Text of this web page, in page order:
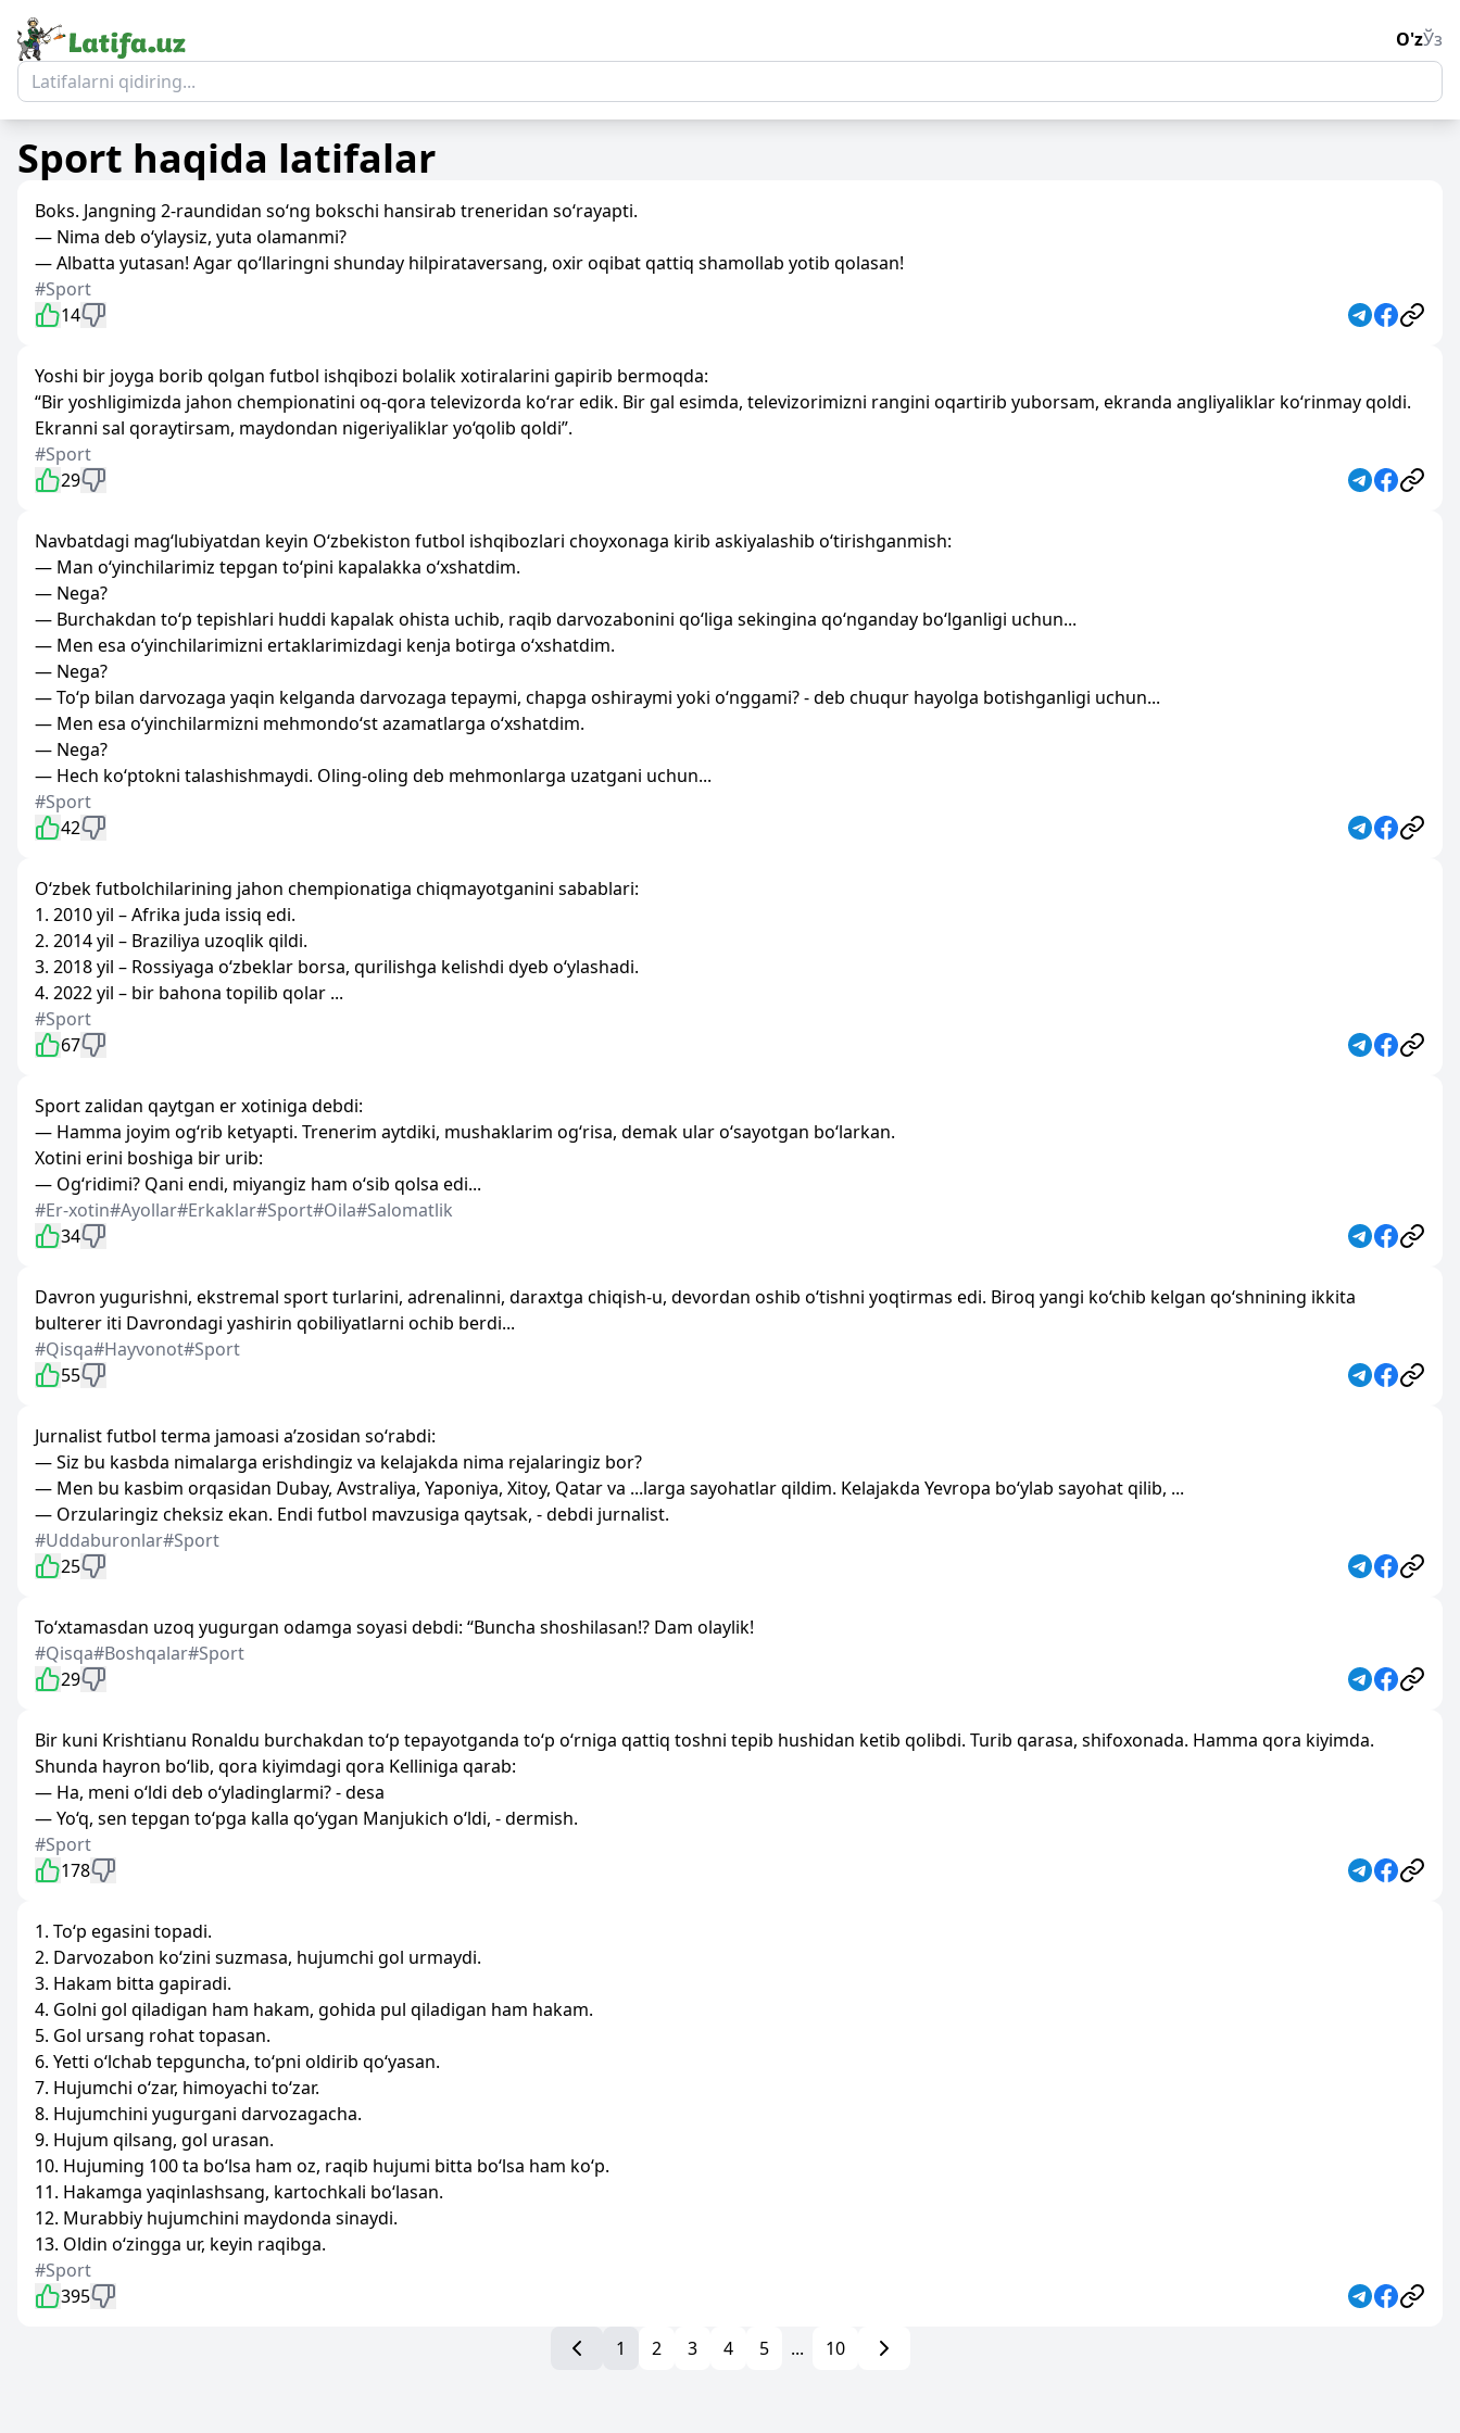
O'zЎз
Sport haqida latifalar
Boks. Jangning 2-raundidan so‘ng bokschi hansirab treneridan so‘rayapti.
— Nima deb o‘ylaysiz, yuta olamanmi?
— Albatta yutasan! Agar qo‘llaringni shunday hilpirataversang, oxir oqibat qattiq shamollab yotib qolasan!
#Sport
14
Yoshi bir joyga borib qolgan futbol ishqibozi bolalik xotiralarini gapirib bermoqda:
“Bir yoshligimizda jahon chempionatini oq-qora televizorda ko‘rar edik. Bir gal esimda, televizorimizni rangini oqartirib yuborsam, ekranda angliyaliklar ko‘rinmay qoldi.
Ekranni sal qoraytirsam, maydondan nigeriyaliklar yo‘qolib qoldi”.
#Sport
29
Navbatdagi mag‘lubiyatdan keyin O‘zbekiston futbol ishqibozlari choyxonaga kirib askiyalashib o‘tirishganmish:
— Man o‘yinchilarimiz tepgan to‘pini kapalakka o‘xshatdim.
— Nega?
— Burchakdan to‘p tepishlari huddi kapalak ohista uchib, raqib darvozabonini qo‘liga sekingina qo‘nganday bo‘lganligi uchun...
— Men esa o‘yinchilarimizni ertaklarimizdagi kenja botirga o‘xshatdim.
— Nega?
— To‘p bilan darvozaga yaqin kelganda darvozaga tepaymi, chapga oshiraymi yoki o‘nggami? - deb chuqur hayolga botishganligi uchun...
— Men esa o‘yinchilarmizni mehmondo‘st azamatlarga o‘xshatdim.
— Nega?
— Hech ko‘ptokni talashishmaydi. Oling-oling deb mehmonlarga uzatgani uchun...
#Sport
42
O‘zbek futbolchilarining jahon chempionatiga chiqmayotganini sabablari:
1. 2010 yil – Afrika juda issiq edi.
2. 2014 yil – Braziliya uzoqlik qildi.
3. 2018 yil – Rossiyaga o‘zbeklar borsa, qurilishga kelishdi dyeb o‘ylashadi.
4. 2022 yil – bir bahona topilib qolar ...
#Sport
67
Sport zalidan qaytgan er xotiniga debdi:
— Hamma joyim og‘rib ketyapti. Trenerim aytdiki, mushaklarim og‘risa, demak ular o‘sayotgan bo‘larkan.
Xotini erini boshiga bir urib:
— Og‘ridimi? Qani endi, miyangiz ham o‘sib qolsa edi...
#Er-xotin#Ayollar#Erkaklar#Sport#Oila#Salomatlik
34
Davron yugurishni, ekstremal sport turlarini, adrenalinni, daraxtga chiqish-u, devordan oshib o‘tishni yoqtirmas edi. Biroq yangi ko‘chib kelgan qo‘shnining ikkita
bulterer iti Davrondagi yashirin qobiliyatlarni ochib berdi...
#Qisqa#Hayvonot#Sport
55
Jurnalist futbol terma jamoasi a’zosidan so‘rabdi:
— Siz bu kasbda nimalarga erishdingiz va kelajakda nima rejalaringiz bor?
— Men bu kasbim orqasidan Dubay, Avstraliya, Yaponiya, Xitoy, Qatar va ...larga sayohatlar qildim. Kelajakda Yevropa bo‘ylab sayohat qilib, ...
— Orzularingiz cheksiz ekan. Endi futbol mavzusiga qaytsak, - debdi jurnalist.
#Uddaburonlar#Sport
25
To‘xtamasdan uzoq yugurgan odamga soyasi debdi: “Buncha shoshilasan!? Dam olaylik!
#Qisqa#Boshqalar#Sport
29
Bir kuni Krishtianu Ronaldu burchakdan to‘p tepayotganda to‘p o‘rniga qattiq toshni tepib hushidan ketib qolibdi. Turib qarasa, shifoxonada. Hamma qora kiyimda.
Shunda hayron bo‘lib, qora kiyimdagi qora Kelliniga qarab:
— Ha, meni o‘ldi deb o‘yladinglarmi? - desa
— Yo‘q, sen tepgan to‘pga kalla qo‘ygan Manjukich o‘ldi, - dermish.
#Sport
178
1. To‘p egasini topadi.
2. Darvozabon ko‘zini suzmasa, hujumchi gol urmaydi.
3. Hakam bitta gapiradi.
4. Golni gol qiladigan ham hakam, gohida pul qiladigan ham hakam.
5. Gol ursang rohat topasan.
6. Yetti o‘lchab tepguncha, to‘pni oldirib qo‘yasan.
7. Hujumchi o‘zar, himoyachi to‘zar.
8. Hujumchini yugurgani darvozagacha.
9. Hujum qilsang, gol urasan.
10. Hujuming 100 ta bo‘lsa ham oz, raqib hujumi bitta bo‘lsa ham ko‘p.
11. Hakamga yaqinlashsang, kartochkali bo‘lasan.
12. Murabbiy hujumchini maydonda sinaydi.
13. Oldin o‘zingga ur, keyin raqibga.
#Sport
395
1 2 3 4 5 ... 10